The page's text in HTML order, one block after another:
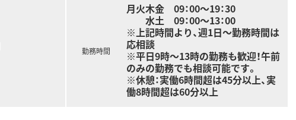
勤務時間
月火木金 09：00～19：30
水土 09：00～13：00
※上記時間より、週1日～勤務時間は
応相談
※平日9時～13時の勤務も歓迎！午前
のみの勤務でも相談可能です。
※休憩：実働6時間超は45分以上、実
働8時間超は60分以上